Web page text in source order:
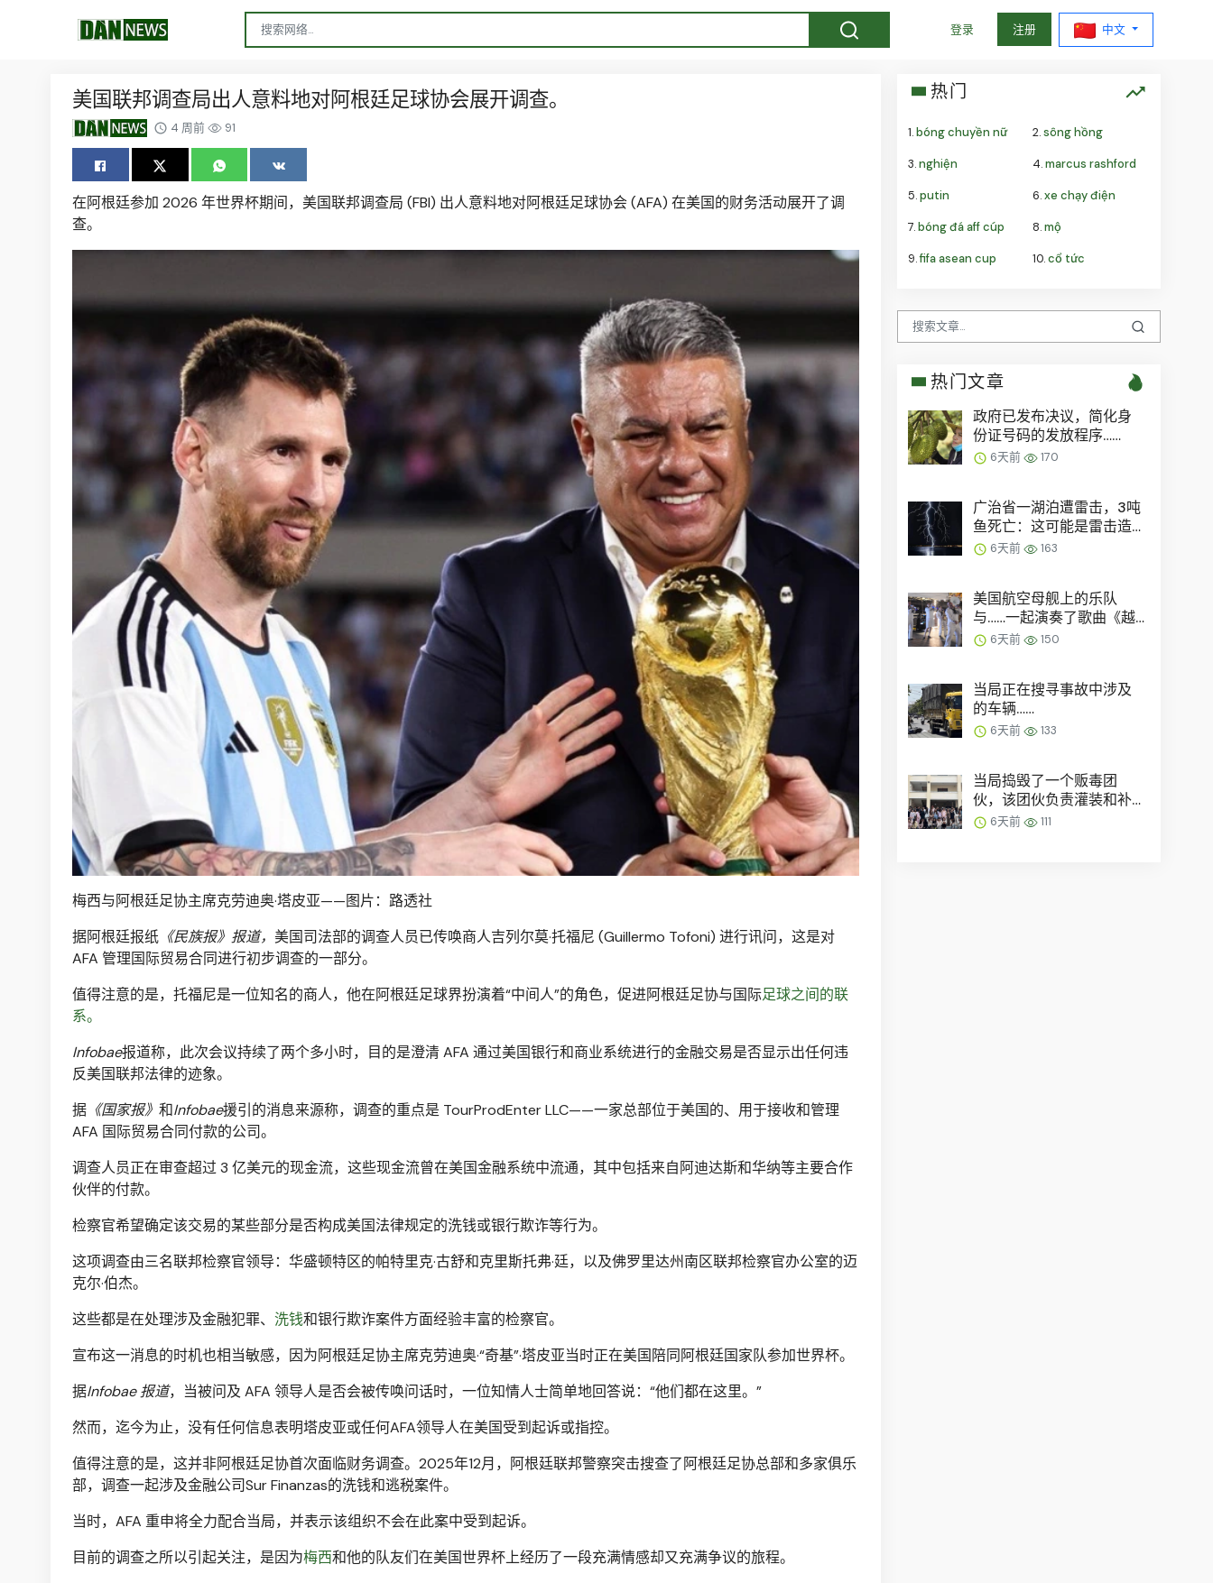
登录 注册 中文
美国联邦调查局出人意料地对阿根廷足球协会展开调查。
4 周前 91
在阿根廷参加 2026 年世界杯期间，美国联邦调查局 (FBI) 出人意料地对阿根廷足球协会 (AFA) 在美国的财务活动展开了调
查。
梅西与阿根廷足协主席克劳迪奥·塔皮亚——图片：路透社
据阿根廷报纸 《民族报》报道， 美国司法部的调查人员已传唤商人吉列尔莫·托福尼 (Guillermo Tofoni) 进行讯问，这是对
AFA 管理国际贸易合同进行初步调查的一部分。
值得注意的是，托福尼是一位知名的商人，他在阿根廷足球界扮演着“中间人”的角色，促进阿根廷足协与国际足球之间的联
系。
Infobae报道称，此次会议持续了两个多小时，目的是澄清 AFA 通过美国银行和商业系统进行的金融交易是否显示出任何违
反美国联邦法律的迹象。
据 《国家报》 和Infobae援引的消息来源称，调查的重点是 TourProdEnter LLC——一家总部位于美国的、用于接收和管理
AFA 国际贸易合同付款的公司。
调查人员正在审查超过 3 亿美元的现金流，这些现金流曾在美国金融系统中流通，其中包括来自阿迪达斯和华纳等主要合作
伙伴的付款。
检察官希望确定该交易的某些部分是否构成美国法律规定的洗钱或银行欺诈等行为。
这项调查由三名联邦检察官领导：华盛顿特区的帕特里克·古舒和克里斯托弗·廷，以及佛罗里达州南区联邦检察官办公室的迈
克尔·伯杰。
这些都是在处理涉及金融犯罪、 洗钱和银行欺诈案件方面经验丰富的检察官。
宣布这一消息的时机也相当敏感，因为阿根廷足协主席克劳迪奥·“奇基”·塔皮亚当时正在美国陪同阿根廷国家队参加世界杯。
据Infobae 报道，当被问及 AFA 领导人是否会被传唤问话时，一位知情人士简单地回答说：“他们都在这里。”
然而，迄今为止，没有任何信息表明塔皮亚或任何AFA领导人在美国受到起诉或指控。
值得注意的是，这并非阿根廷足协首次面临财务调查。2025年12月，阿根廷联邦警察突击搜查了阿根廷足协总部和多家俱乐
部，调查一起涉及金融公司Sur Finanzas的洗钱和逃税案件。
当时，AFA 重申将全力配合当局，并表示该组织不会在此案中受到起诉。
目前的调查之所以引起关注，是因为梅西和他的队友们在美国世界杯上经历了一段充满情感却又充满争议的旅程。
热门
1.bóng chuyền nữ 2.sông hồng
3.nghiện 4.marcus rashford
5.putin 6.xe chạy điện
7.bóng đá aff cúp 8.mộ
9.fifa asean cup 10.cổ tức
热门文章
政府已发布决议，简化身
份证号码的发放程序……
6天前 170
广治省一湖泊遭雷击，3吨
鱼死亡：这可能是雷击造
成的……
6天前 163
美国航空母舰上的乐队
与……一起演奏了歌曲《越
南》。
6天前 150
当局正在搜寻事故中涉及
的车辆……
6天前 133
当局捣毁了一个贩毒团
伙，该团伙负责灌装和补
充含有毒品的冷藏舱……
6天前 111